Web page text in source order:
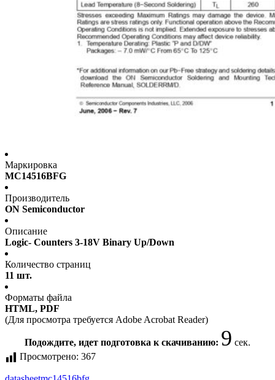
Маркировка
MC14516BFG
Производитель
ON Semiconductor
Описание
Logic- Counters 3-18V Binary Up/Down
Количество страниц
11 шт.
Форматы файла
HTML, PDF
(Для просмотра требуется Adobe Acrobat Reader)
Подождите, идет подготовка к скачиванию: 9 сек.
Просмотрено: 367